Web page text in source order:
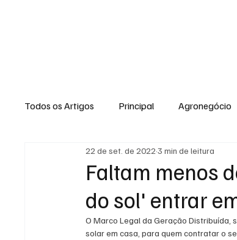
Todos os Artigos Principal Agronegócio
Expediente Morro do Coco
Dielly Rangel Fabricyo Silvestre
Faltam menos
do sol' entrar
22 de set. de 2022 3 min de leitura
O Marco Legal da Geração Distribuída,
solar em casa, para quem contratar o